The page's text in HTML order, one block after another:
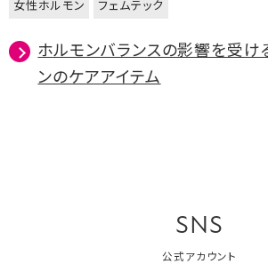
女性ホルモン フェムテック
ホルモンバランスの影響を受け
ンのケアアイテム
SNS
公式アカウント